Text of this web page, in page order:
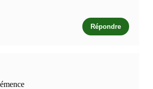
Répondre